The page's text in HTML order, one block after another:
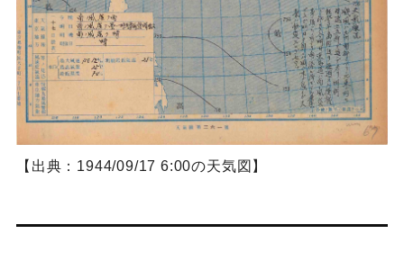
【出典：1944/09/17 6:00の天気図】